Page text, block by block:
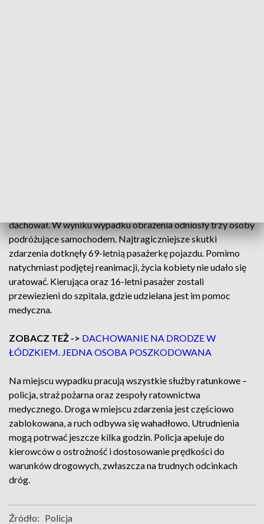
dachował. W wyniku wypadku obrażenia odniosły trzy osoby
podróżujące samochodem. Najtragiczniejsze skutki
zdarzenia dotknęły 69-letnią pasażerkę pojazdu. Pomimo
natychmiast podjętej reanimacji, życia kobiety nie udało się
uratować. Kierująca oraz 16-letni pasażer zostali
przewiezieni do szpitala, gdzie udzielana jest im pomoc
medyczna.
ZOBACZ TEŻ -> DACHOWANIE NA DRODZE W
ŁÓDZKIEM. JEDNA OSOBA POSZKODOWANA
Na miejscu wypadku pracują wszystkie służby ratunkowe –
policja, straż pożarna oraz zespoły ratownictwa
medycznego. Droga w miejscu zdarzenia jest częściowo
zablokowana, a ruch odbywa się wahadłowo. Utrudnienia
mogą potrwać jeszcze kilka godzin. Policja apeluje do
kierowców o ostrożność i dostosowanie prędkości do
warunków drogowych, zwłaszcza na trudnych odcinkach
dróg.
Źródło: Policja